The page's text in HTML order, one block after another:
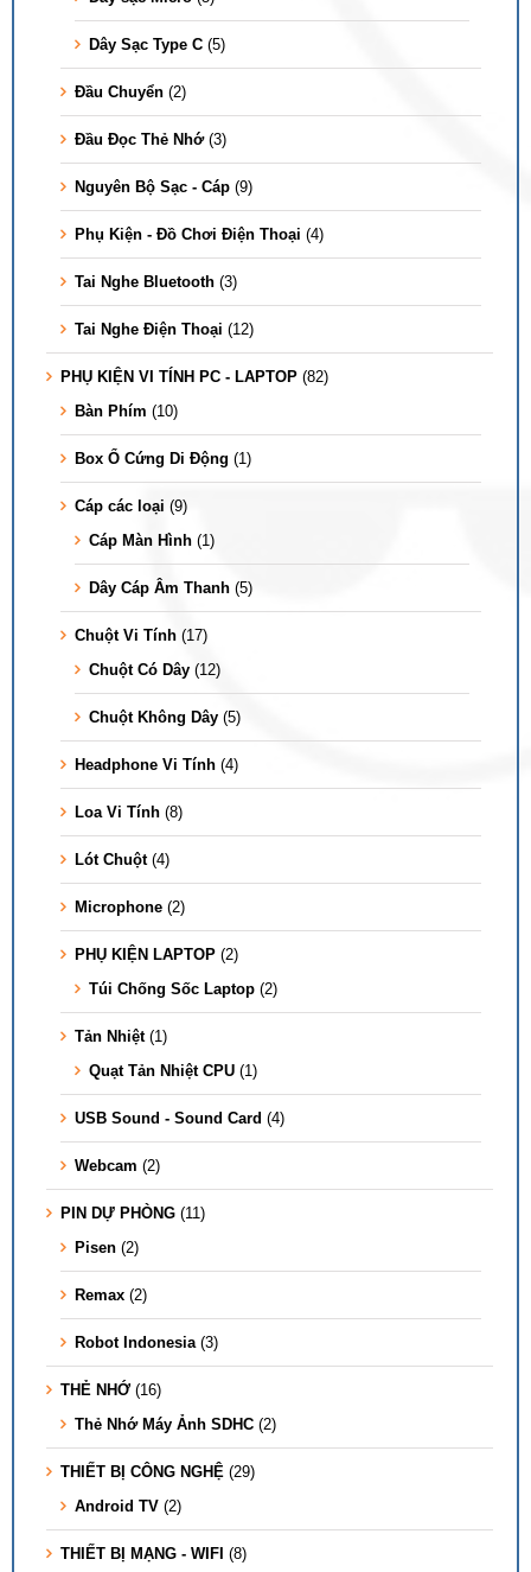
Dây Sạc Type C (5)
Đầu Chuyển (2)
Đầu Đọc Thẻ Nhớ (3)
Nguyên Bộ Sạc - Cáp (9)
Phụ Kiện - Đồ Chơi Điện Thoại (4)
Tai Nghe Bluetooth (3)
Tai Nghe Điện Thoại (12)
PHỤ KIỆN VI TÍNH PC - LAPTOP (82)
Bàn Phím (10)
Box Ổ Cứng Di Động (1)
Cáp các loại (9)
Cáp Màn Hình (1)
Dây Cáp Âm Thanh (5)
Chuột Vi Tính (17)
Chuột Có Dây (12)
Chuột Không Dây (5)
Headphone Vi Tính (4)
Loa Vi Tính (8)
Lót Chuột (4)
Microphone (2)
PHỤ KIỆN LAPTOP (2)
Túi Chống Sốc Laptop (2)
Tản Nhiệt (1)
Quạt Tản Nhiệt CPU (1)
USB Sound - Sound Card (4)
Webcam (2)
PIN DỰ PHÒNG (11)
Pisen (2)
Remax (2)
Robot Indonesia (3)
THẺ NHỚ (16)
Thẻ Nhớ Máy Ảnh SDHC (2)
THIẾT BỊ CÔNG NGHỆ (29)
Android TV (2)
THIẾT BỊ MẠNG - WIFI (8)